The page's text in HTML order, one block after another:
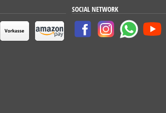
SOCIAL NETWORK